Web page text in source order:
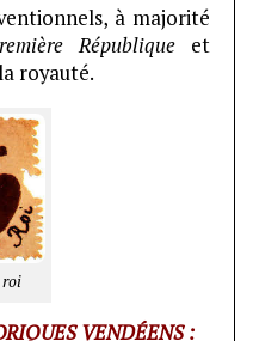
à majorité
République et
royauté.
VENDÉENS :